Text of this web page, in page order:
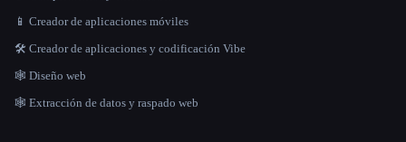
📱 Creador de aplicaciones móviles
🛠️ Creador de aplicaciones y codificación Vibe
🕸 Diseño web
🕸️ Extracción de datos y raspado web